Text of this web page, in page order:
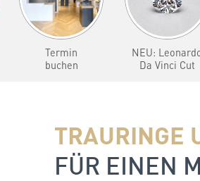
Termin
buchen
NEU:
Da Vinci Cut
TRAURINGE
FÜR EINEN